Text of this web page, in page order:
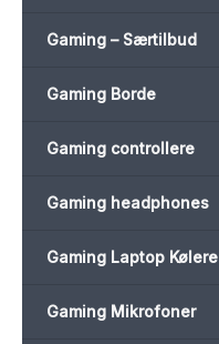
Gaming – Særtilbud
Gaming Borde
Gaming controllere
Gaming headphones
Gaming Laptop Kølere
Gaming Mikrofoner